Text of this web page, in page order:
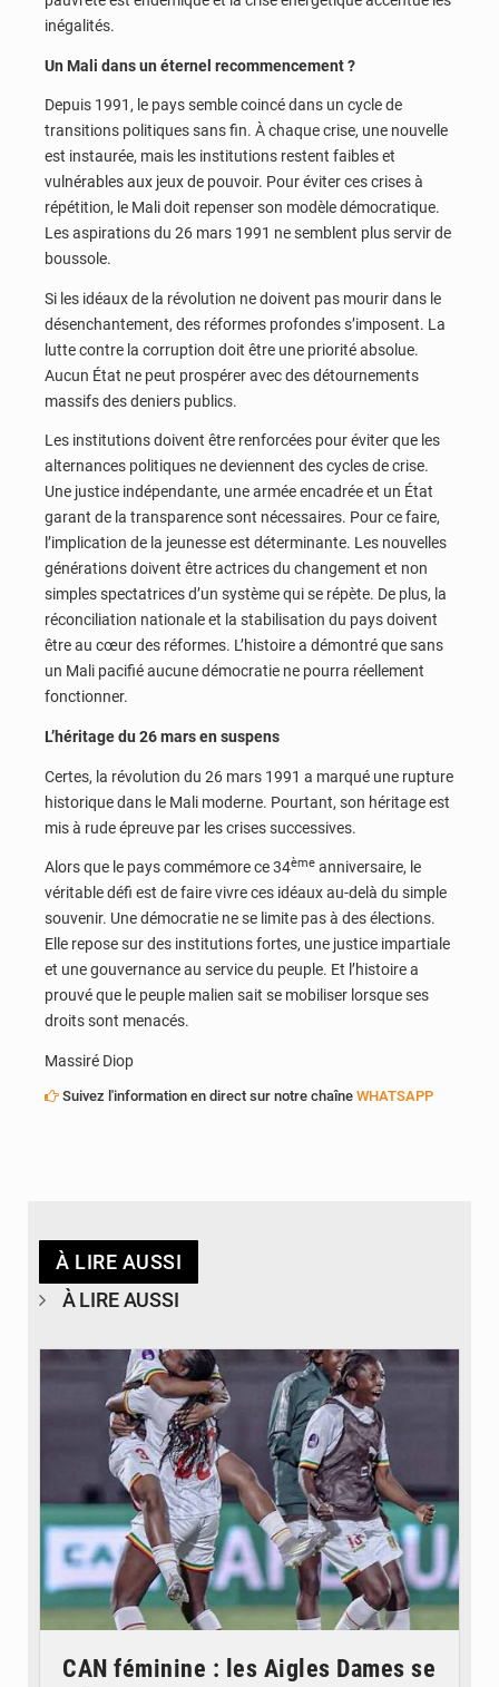
inégalités.
Un Mali dans un éternel recommencement ?
Depuis 1991, le pays semble coincé dans un cycle de
transitions politiques sans fin. À chaque crise, une nouvelle
est instaurée, mais les institutions restent faibles et
vulnérables aux jeux de pouvoir. Pour éviter ces crises à
répétition, le Mali doit repenser son modèle démocratique.
Les aspirations du 26 mars 1991 ne semblent plus servir de
boussole.
Si les idéaux de la révolution ne doivent pas mourir dans le
désenchantement, des réformes profondes s’imposent. La
lutte contre la corruption doit être une priorité absolue.
Aucun État ne peut prospérer avec des détournements
massifs des deniers publics.
Les institutions doivent être renforcées pour éviter que les
alternances politiques ne deviennent des cycles de crise.
Une justice indépendante, une armée encadrée et un État
garant de la transparence sont nécessaires. Pour ce faire,
l’implication de la jeunesse est déterminante. Les nouvelles
générations doivent être actrices du changement et non
simples spectatrices d’un système qui se répète. De plus, la
réconciliation nationale et la stabilisation du pays doivent
être au cœur des réformes. L’histoire a démontré que sans
un Mali pacifié aucune démocratie ne pourra réellement
fonctionner.
L’héritage du 26 mars en suspens
Certes, la révolution du 26 mars 1991 a marqué une rupture
historique dans le Mali moderne. Pourtant, son héritage est
mis à rude épreuve par les crises successives.
Alors que le pays commémore ce 34ème anniversaire, le
véritable défi est de faire vivre ces idéaux au-delà du simple
souvenir. Une démocratie ne se limite pas à des élections.
Elle repose sur des institutions fortes, une justice impartiale
et une gouvernance au service du peuple. Et l’histoire a
prouvé que le peuple malien sait se mobiliser lorsque ses
droits sont menacés.
Massiré Diop
Suivez l'information en direct sur notre chaîne WHATSAPP
À LIRE AUSSI
À LIRE AUSSI
© FEMAFOOT
CAN féminine : les Aigles Dames se